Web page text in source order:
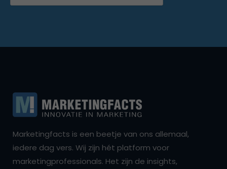
Marketingfacts is een beetje van ons allemaal,
iedere dag vers. Wij zijn hét platform voor
marketingprofessionals. Het zijn de insights,